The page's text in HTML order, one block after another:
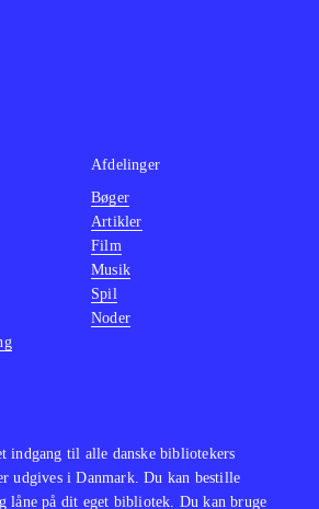
indgang til alle danske bibliotekers
udgives i Danmark. Du kan bestille
låne på dit eget bibliotek. Du kan bruge
Afdelinger
Bøger
Artikler
Film
Musik
Spil
Noder